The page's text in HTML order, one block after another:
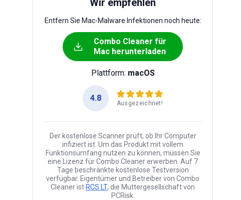
Wir empfehlen
Entfern Sie Mac-Malware Infektionen noch heute:
Combo Cleaner für
Mac herunterladen
Plattform: macOS
4.8
Ausgezeichnet!
Der kostenlose Scanner prüft, ob Ihr Computer
infiziert ist. Um das Produkt mit vollem
Funktionsumfang nutzen zu können, müssen Sie
eine Lizenz für Combo Cleaner erwerben. Auf 7
Tage beschränkte kostenlose Testversion
verfügbar. Eigentümer und Betreiber von Combo
Cleaner ist RCS LT, die Muttergesellschaft von
PCRisk.